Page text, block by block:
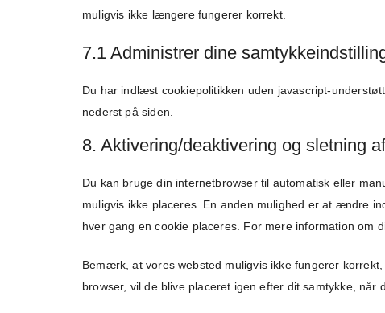
muligvis ikke længere fungerer korrekt.
7.1 Administrer dine
Du har indlæst cookiepolitikken uden javascript-
nederst på siden.
8. Aktivering/deaktivering og sletning
Du kan bruge din internetbrowser til automatisk eller
muligvis ikke placeres. En anden mulighed er at ændre
hver gang en cookie placeres. For mere information om
Bemærk, at vores websted muligvis ikke fungerer
browser, vil de blive placeret igen efter dit samtykke, når